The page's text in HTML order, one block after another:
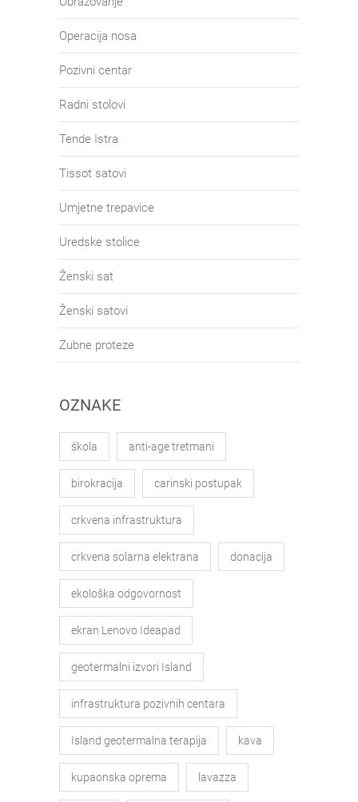
Operacija nosa
Pozivni centar
Radni stolovi
Tende Istra
Tissot satovi
Umjetne trepavice
Uredske stolice
Ženski sat
Ženski satovi
Zubne proteze
OZNAKE
škola anti-age tretmani
birokracija carinski postupak
crkvena infrastruktura
crkvena solarna elektrana donacija
ekološka odgovornost
ekran Lenovo Ideapad
geotermalni izvori Island
infrastruktura pozivnih centara
Island geotermalna terapija kava
kupaonska oprema lavazza